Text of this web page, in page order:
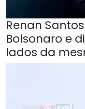
Renan
Bolsonaro e
lados da